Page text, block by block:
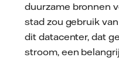
duurzame bronnen
stad zou gebruik
dit datacenter, dat
stroom, een